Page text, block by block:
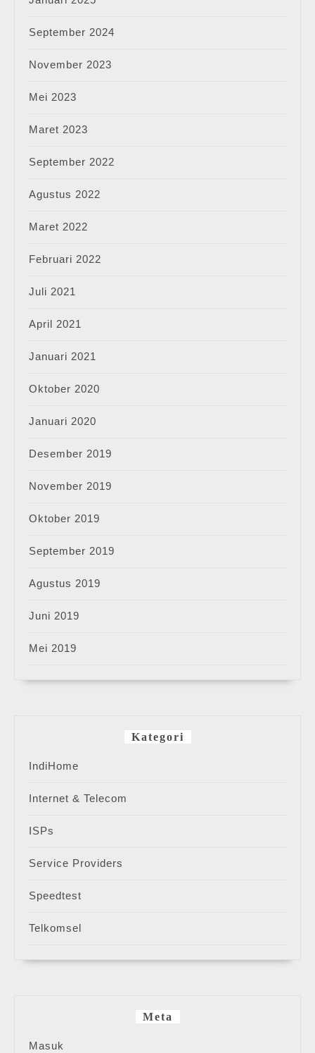
September 2024
November 2023
Mei 2023
Maret 2023
September 2022
Agustus 2022
Maret 2022
Februari 2022
Juli 2021
April 2021
Januari 2021
Oktober 2020
Januari 2020
Desember 2019
November 2019
Oktober 2019
September 2019
Agustus 2019
Juni 2019
Mei 2019
Kategori
IndiHome
Internet & Telecom
ISPs
Service Providers
Speedtest
Telkomsel
Meta
Masuk